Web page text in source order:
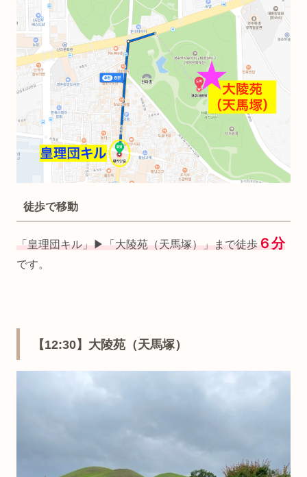
徒歩で移動
「皇理団キル」▶︎「大陵苑（天馬塚）」まで徒歩６分
です。
【12:30】大陵苑（天馬塚）